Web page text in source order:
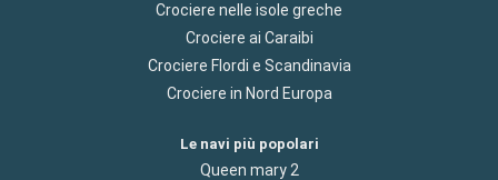
Crociere nelle isole greche
Crociere ai Caraibi
Crociere Flordi e Scandinavia
Crociere in Nord Europa
Le navi più popolari
Queen mary 2